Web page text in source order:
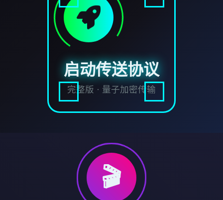
启动传送协议
完整版 · 量子加密传输
🎬